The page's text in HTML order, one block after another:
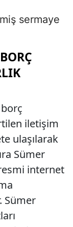
sermaye
iletişim
ulaşılarak
Sümer
internet
Sümer